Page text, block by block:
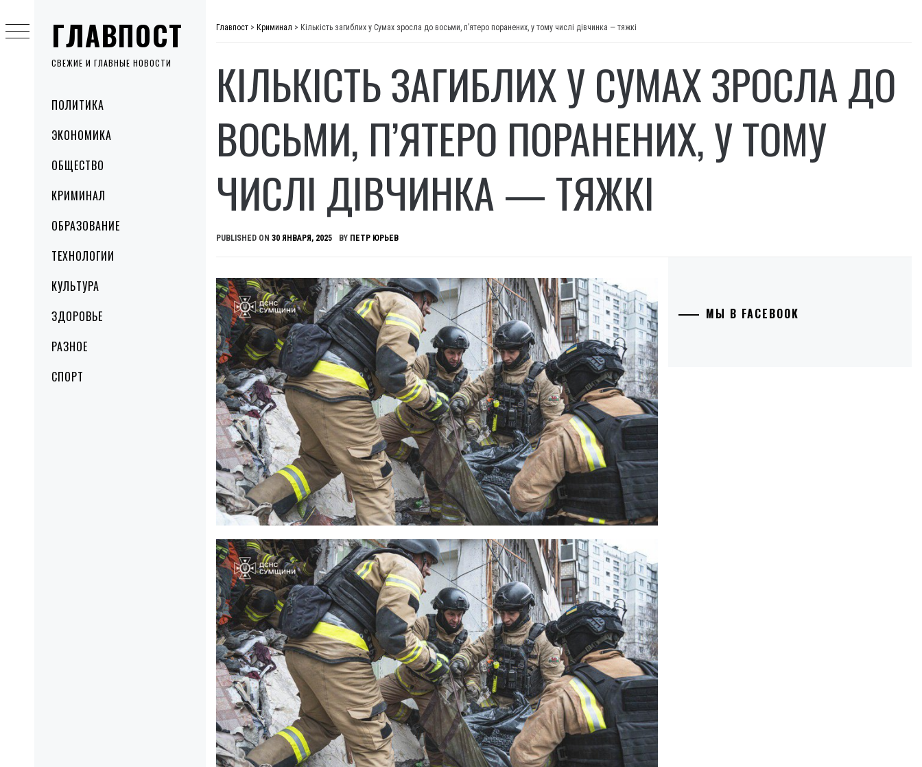
ГЛАВПОСТ
СВЕЖИЕ И ГЛАВНЫЕ НОВОСТИ
MenuПОЛИТИКА
ЭКОНОМИКА
ОБЩЕСТВО
КРИМИНАЛ
ОБРАЗОВАНИЕ
ТЕХНОЛОГИИ
КУЛЬТУРА
ЗДОРОВЬЕ
РАЗНОЕ
СПОРТ
to
content
Главпост > Криминал > Кількість загиблих у Сумах зросла до восьми, п’ятеро поранених, у тому числі дівчинка — тяжкі
КІЛЬКІСТЬ ЗАГИБЛИХ У СУМАХ ЗРОСЛА ДО
ВОСЬМИ, П’ЯТЕРО ПОРАНЕНИХ, У ТОМУ
ЧИСЛІ ДІВЧИНКА — ТЯЖКІ
PUBLISHED ON 30 ЯНВАРЯ, 2025 BY ПЕТР ЮРЬЕВ
МЫ В FACEBOOK